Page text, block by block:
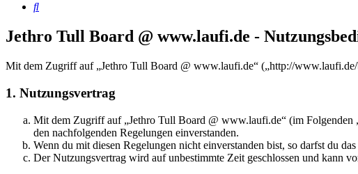
Suche
Jethro Tull Board @ www.laufi.de -
Mit dem Zugriff auf „Jethro Tull Board @ www.laufi.de“ („http://
1. Nutzungsvertrag
Mit dem Zugriff auf „Jethro Tull Board @ www.laufi.de“ (im Folgenden
den nachfolgenden Regelungen einverstanden.
Wenn du mit diesen Regelungen nicht einverstanden bist, so darfst du
Der Nutzungsvertrag wird auf unbestimmte Zeit geschlossen und kann